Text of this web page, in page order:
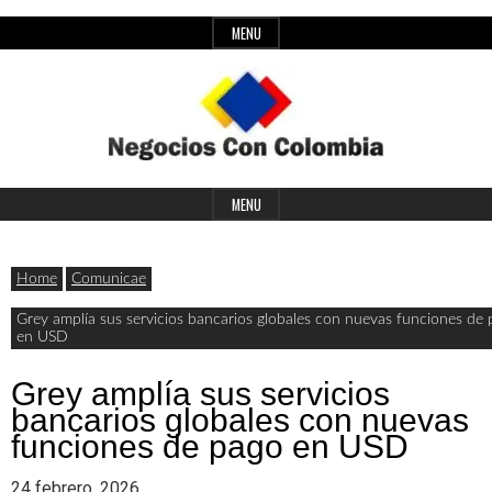
to
MENU
Negocios
con
Colombia
Últimas
noticias,
comunicados
y
actualidad
de
negocios
con
Header
MENU
Home Comunicae
Grey amplía sus servicios bancarios globales con nuevas funciones de
en USD
Grey amplía sus servicios
bancarios globales con nuevas
funciones de pago en USD
24 febrero, 2026